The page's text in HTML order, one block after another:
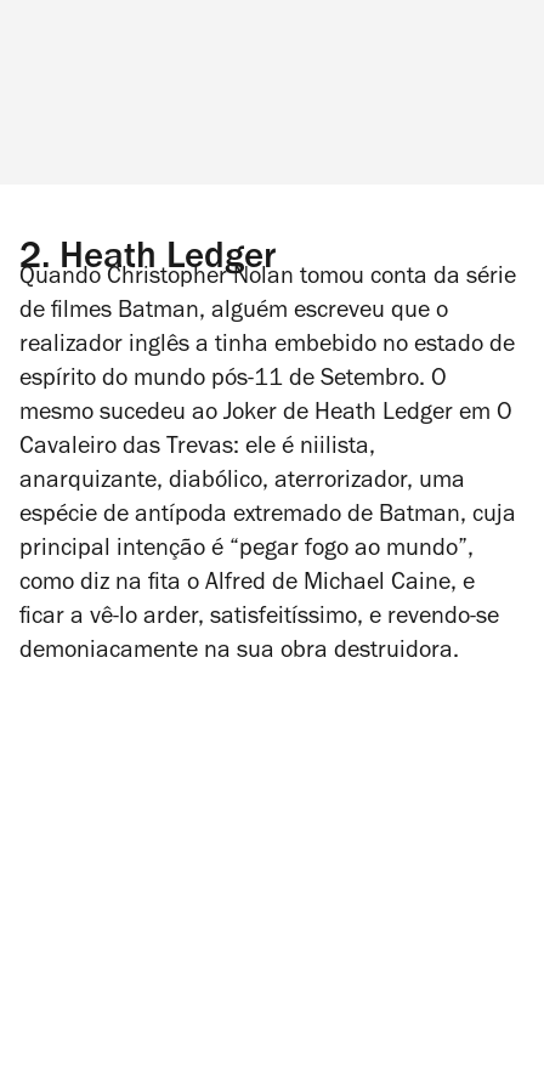
2.Heath Ledger
Quando Christopher Nolan tomou conta da série
de filmes Batman, alguém escreveu que o
realizador inglês a tinha embebido no estado de
espírito do mundo pós-11 de Setembro. O
mesmo sucedeu ao Joker de Heath Ledger em O
Cavaleiro das Trevas: ele é niilista,
anarquizante, diabólico, aterrorizador, uma
espécie de antípoda extremado de Batman, cuja
principal intenção é “pegar fogo ao mundo”,
como diz na fita o Alfred de Michael Caine, e
ficar a vê-lo arder, satisfeitíssimo, e revendo-se
demoniacamente na sua obra destruidora.